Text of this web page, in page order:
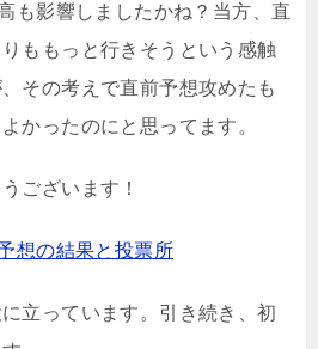
も影響しましたかね？当方、直
ももっと行きそうという感触
その考えで直前予想攻めたも
かったのにと思ってます。
ございます！
想の結果と投票所
立っています。引き続き、初